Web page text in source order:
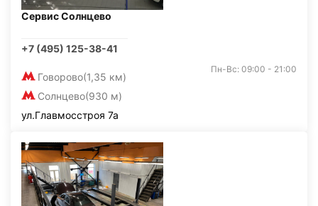
Сервис Солнцево
+7 (495) 125-38-41
Говорово(1,35 км)
Солнцево(930 м)
Пн-Вс: 09:00 - 21:00
ул.Главмосстроя 7а